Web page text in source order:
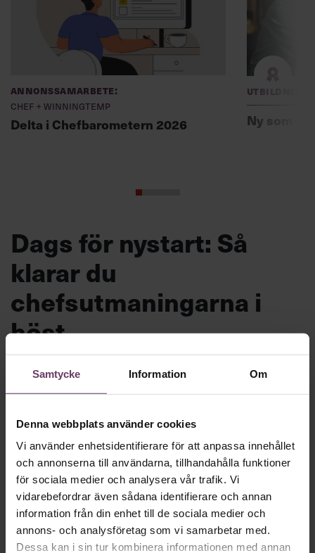
Samtycke Information Om
Denna webbplats använder cookies
Vi använder enhetsidentifierare för att anpassa innehållet
och annonserna till användarna, tillhandahålla funktioner
för sociala medier och analysera vår trafik. Vi
vidarebefordrar även sådana identifierare och annan
information från din enhet till de sociala medier och
annons- och analysföretag som vi samarbetar med.
Dessa kan i sin tur kombinera informationen med annan
Annonssamarbete:
Chef + Winningtemp
Delta i Chefbarometern 2026
Utbildning
Ny som
Dags för nystart: Så
klarar du
chefsutmaningarna i
höst
Motigt att gå tillbaka till jobbet efter
semestern? Inte nödvändigtvis. Chef ger dig
problem till möjligheter och gör din
jobbcomeback med stil.
Beslutsfattande
Text:Fredrik Kullberg
Publicerad2026-08-10